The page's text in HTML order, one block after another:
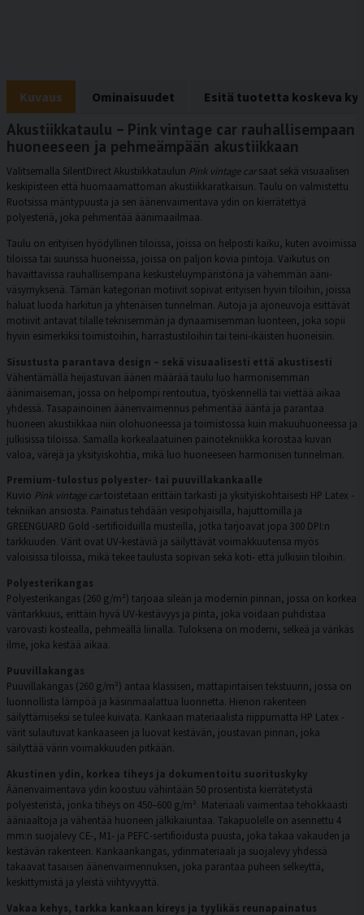
Kuvaus Ominaisuudet Esitä tuotetta koskeva
Akustiikkataulu – Pink vintage car rauhallisempaan
huoneeseen ja pehmeämpään akustiikkaan
Valitsemalla SilentDirect Akustiikkataulun Pink vintage carsaat sekä visuaalisen
keskipisteen että huomaamattoman akustiikkaratkaisun. Taulu on valmistettu
Ruotsissa mäntypuusta ja sen äänenvaimentava ydin on kierrätettyä
polyesteriä, joka pehmentää äänimaailmaa.
Taulu on erityisen hyödyllinen tiloissa, joissa on helposti kaiku, kuten avoimissa
tiloissa tai suurissa huoneissa, joissa on paljon kovia pintoja. Vaikutus on
havaittavissa rauhallisempana keskusteluympäristönä ja vähemmän ääni-
väsymyksenä. Tämän kategorian motiivit sopivat erityisen hyvin tiloihin, joissa
haluat luoda harkitun ja yhtenäisen tunnelman. Autoja ja ajoneuvoja esittävät
motiivit antavat tilalle teknisemmän ja dynaamisemman luonteen, joka sopii
hyvin esimerkiksi toimistoihin, harrastustiloihin tai teini-ikäisten huoneisiin.
Sisustusta parantava design – sekä visuaalisesti että akustisesti
Vähentämällä heijastuvan äänen määrää taulu luo harmonisemman
äänimaiseman, jossa on helpompi rentoutua, työskennellä tai viettää aikaa
yhdessä. Tasapainoinen äänenvaimennus pehmentää ääntä ja parantaa
huoneen akustiikkaa niin olohuoneessa ja toimistossa kuin makuuhuoneessa ja
julkisissa tiloissa. Samalla korkealaatuinen painotekniikka korostaa kuvan
valoa, värejä ja yksityiskohtia, mikä luo huoneeseen harmonisen tunnelman.
Premium-tulostus polyester- tai puuvillakankaalle
Kuvio Pink vintage cartoistetaan erittäin tarkasti ja yksityiskohtaisesti HP Latex -
tekniikan ansiosta. Painatus tehdään vesipohjaisilla, hajuttomilla ja
GREENGUARD Gold -sertifioiduilla musteilla, jotka tarjoavat jopa 300 DPI:n
tarkkuuden. Värit ovat UV-kestäviä ja säilyttävät voimakkuutensa myös
valoisissa tiloissa, mikä tekee taulusta sopivan sekä koti- että julkisiin tiloihin.
Polyesterikangas
Polyesterikangas (260 g/m²) tarjoaa sileän ja modernin pinnan, jossa on korkea
väritarkkuus, erittäin hyvä UV-kestävyys ja pinta, joka voidaan puhdistaa
varovasti kostealla, pehmeällä liinalla. Tuloksena on moderni, selkeä ja värikäs
ilme, joka kestää aikaa.
Puuvillakangas
Puuvillakangas (260 g/m²) antaa klassisen, mattapintaisen tekstuurin, jossa on
luonnollista lämpöä ja käsinmaalattua luonnetta. Hienon rakenteen
säilyttämiseksi se tulee kuivata. Kankaan materiaalista riippumatta HP Latex -
värit sulautuvat kankaaseen ja luovat kestävän, joustavan pinnan, joka
säilyttää värin voimakkuuden pitkään.
Akustinen ydin, korkea tiheys ja dokumentoitu suorituskyky
Äänenvaimentava ydin koostuu vähintään 50 prosentista kierrätetystä
polyesteristä, jonka tiheys on 450–600 g/m². Materiaali vaimentaa tehokkaasti
ääniaaltoja ja vähentää huoneen jälkikaiuntaa. Takapuolelle on asennettu 4
mm:n suojalevy CE-, M1- ja PEFC-sertifioidusta puusta, joka takaa vakauden ja
kestävän rakenteen. Kankaankangas, ydinmateriaali ja suojalevy yhdessä
takaavat tasaisen äänenvaimennuksen, joka parantaa puheen selkeyttä,
keskittymistä ja yleistä viihtyvyyttä.
Vakaa kehys, tarkka kankaan kireys ja tyylikäs reunapainatus